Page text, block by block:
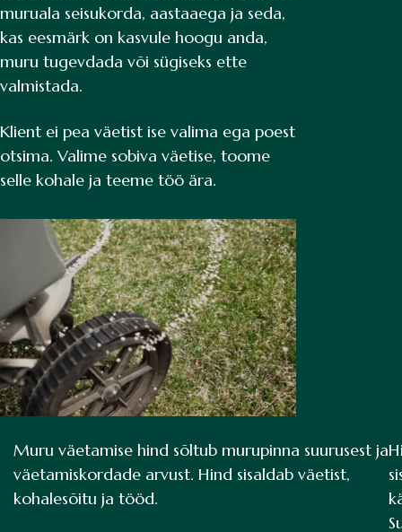
muruala seisukorda, aastaaega ja seda,
kas eesmärk on kasvule hoogu anda,
muru tugevdada või sügiseks ette
valmistada.
Klient ei pea väetist ise valima ega poest
otsima. Valime sobiva väetise, toome
selle kohale ja teeme töö ära.
M
Muru väetamise hind sõltub murupinna suurusest ja
väetamiskordade arvust. Hind sisaldab väetist,
kohalesõitu ja tööd.